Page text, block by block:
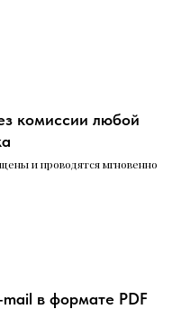
комиссии любой
и проводятся мгновенно
в формате PDF